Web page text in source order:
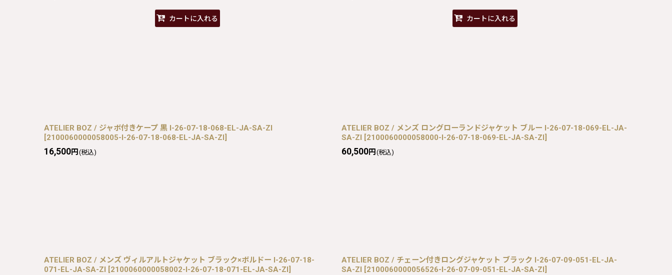
カートに入れる カートに入れる
ATELIER BOZ / ジャボ付きケープ 黒 I-26-07-18-068-EL-JA-SA-ZI
[2100060000058005-I-26-07-18-068-EL-JA-SA-ZI]
16,500円 (税込)
ATELIER BOZ / メンズ ロングローランドジャケット ブルー I-26-07-18-069-EL-JA-
SA-ZI [2100060000058000-I-26-07-18-069-EL-JA-SA-ZI]
60,500円 (税込)
ATELIER BOZ / メンズ ヴィルアルトジャケット ブラック×ボルドー I-26-07-18-
071-EL-JA-SA-ZI [2100060000058002-I-26-07-18-071-EL-JA-SA-ZI]
ATELIER BOZ / チェーン付きロングジャケット ブラック I-26-07-09-051-EL-JA-
SA-ZI [2100060000056526-I-26-07-09-051-EL-JA-SA-ZI]